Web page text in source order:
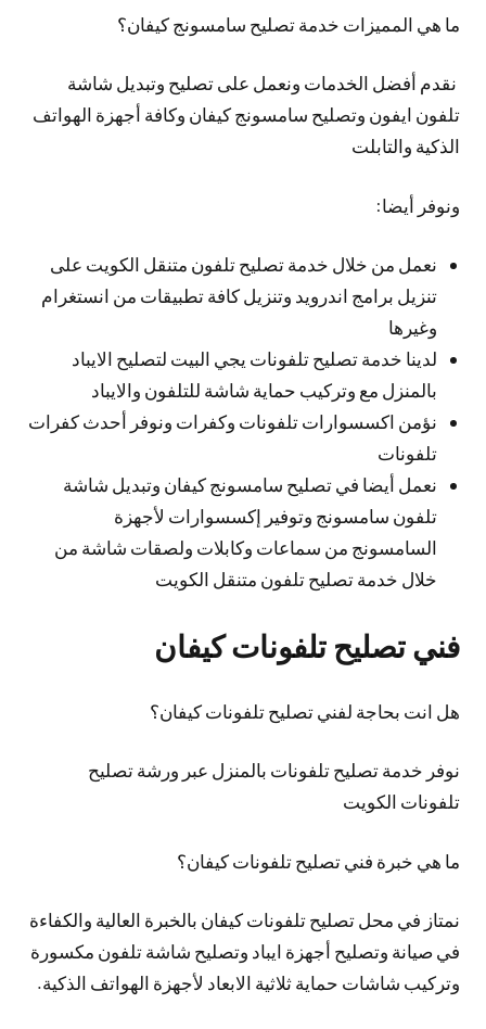
ما هي المميزات خدمة تصليح سامسونج كيفان؟
نقدم أفضل الخدمات ونعمل على تصليح وتبديل شاشة
تلفون ايفون وتصليح سامسونج كيفان وكافة أجهزة الهواتف
الذكية والتابلت
ونوفر أيضا:
نعمل من خلال خدمة تصليح تلفون متنقل الكويت على
تنزيل برامج اندرويد وتنزيل كافة تطبيقات من انستغرام
وغيرها
لدينا خدمة تصليح تلفونات يجي البيت لتصليح الايباد
بالمنزل مع وتركيب حماية شاشة للتلفون والايباد
نؤمن اكسسوارات تلفونات وكفرات ونوفر أحدث كفرات
تلفونات
نعمل أيضا في تصليح سامسونج كيفان وتبديل شاشة
تلفون سامسونج وتوفير إكسسوارات لأجهزة
السامسونج من سماعات وكابلات ولصقات شاشة من
خلال خدمة تصليح تلفون متنقل الكويت
فني تصليح تلفونات كيفان
هل انت بحاجة لفني تصليح تلفونات كيفان؟
نوفر خدمة تصليح تلفونات بالمنزل عبر ورشة تصليح
تلفونات الكويت
ما هي خبرة فني تصليح تلفونات كيفان؟
نمتاز في محل تصليح تلفونات كيفان بالخبرة العالية والكفاءة
في صيانة وتصليح أجهزة ايباد وتصليح شاشة تلفون مكسورة
وتركيب شاشات حماية ثلاثية الابعاد لأجهزة الهواتف الذكية.